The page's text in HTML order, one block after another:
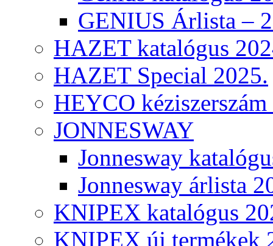
GENIUS Árlista –
HAZET katalógus
HAZET Special 2025.
HEYCO
JONNESWAY
Jonnesway
Jonnesway árlista
KNIPEX katalógus
KNIPEX új termékek